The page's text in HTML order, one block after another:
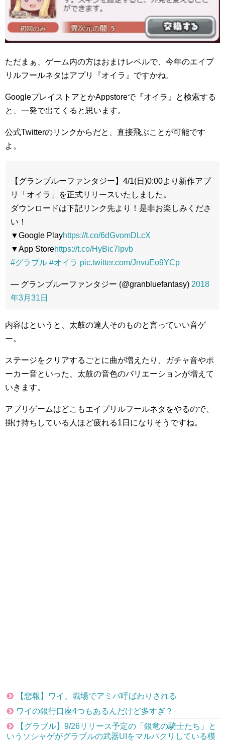
ただまぁ、ゲーム内の方はおまけレベルで、今年のエイプ
リルフールネタはアプリ『オイラ』ですかね。
GoogleプレイストアとかAppstoreで『オイラ』と検索する
と、一発で出てくると思います。
公式Twitterのリンクからだと、直接飛ぶことが可能です
よ。
【グランブルーファンタジー】4/1(日)0:00より新作アプ
リ「オイラ」を正式リリースいたしました。
ダウンロードは下記リンク先より！是非お楽しみくださ
い！
▼Google Playhttps://t.co/6dGvomDLcX
▼App Storehttps://t.co/HyBic7lpvb
#グラブル #オイラ pic.twitter.com/JnvuEo9YCp
— グランブルーファンタジー (@granbluefantasy) 2018
年3月31日
内容はというと、太鼓の達人そのものと言っていい音ゲ
ー。
ステージをクリアするごとに曲が増えたり、ガチャ音やポ
ーカー音といった、太鼓の音色のバリエーションが増えて
いきます。
アプリゲームはどこもエイプリルフールネタをやるので、
掛け持ちしている人ほど疲れる1日になりそうですね。
【悲報】ワイ、職場でアミバ呼ばわりされる
ワイの銀行口座4つもあるんだけど多すぎ？
【グラブル】9/26リリース予定の「銀竜の騎士たち」と
いうソシャゲがグラブルの武器UIをマルパクリしている模